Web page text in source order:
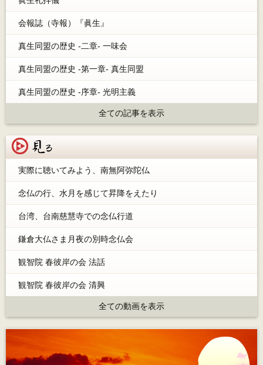
会報誌（寺報）『眞生』
真生同盟の歴史 -二章- 一味会
真生同盟の歴史 -第一章- 真生同盟
真生同盟の歴史 -序章- 光明主義
全ての記事を表示
実際に聴いてみよう、南無阿弥陀仏
念仏の行、水月を感じて昇降をえたり
台湾、台南慈慧寺での念仏行道
鎌倉大仏さま月夜の別時念仏会
観智院 春彼岸の会 法話
観智院 春彼岸の会 清興
全ての動画を表示